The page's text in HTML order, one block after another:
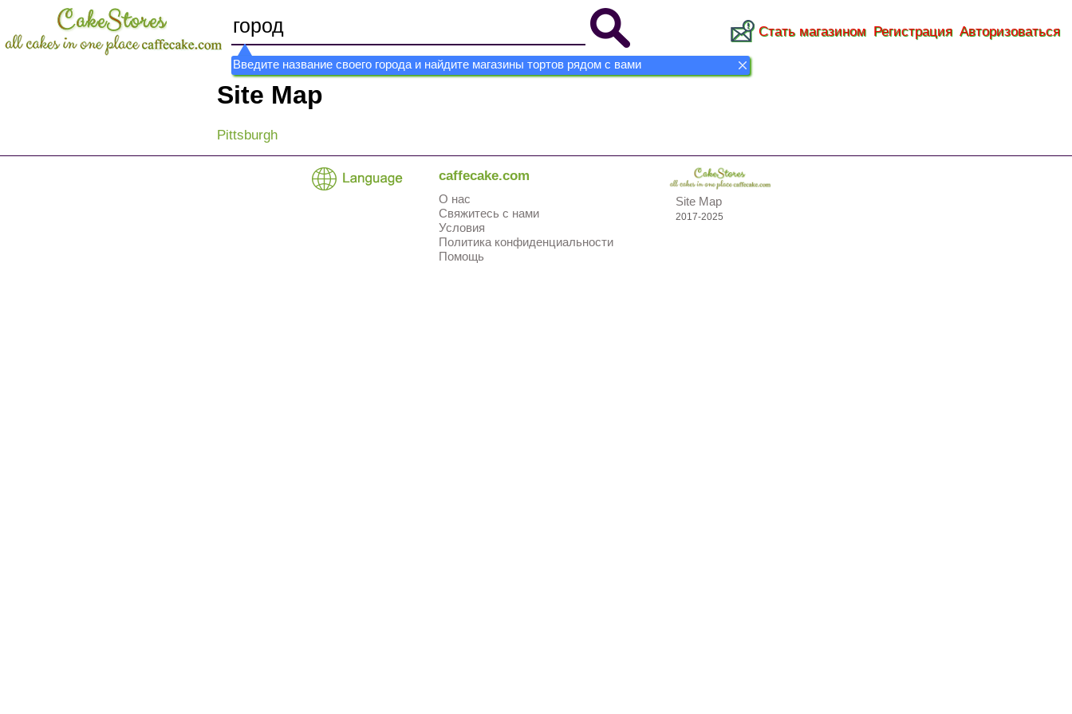
Введите название своего города и найдите магазины тортов рядом с вами
Стать магазином Регистрация Авторизоваться
Site Map
Pittsburgh
caffecake.com
О нас
Свяжитесь с нами
Условия
Политика конфиденциальности
Помощь
Site Map
2017-2025